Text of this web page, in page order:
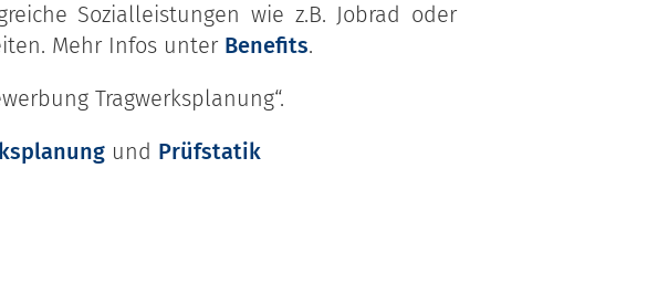
Sozialleistungen wie z.B. Jobrad oder
Mehr Infos unter Benefits.
Tragwerksplanung“.
und Prüfstatik